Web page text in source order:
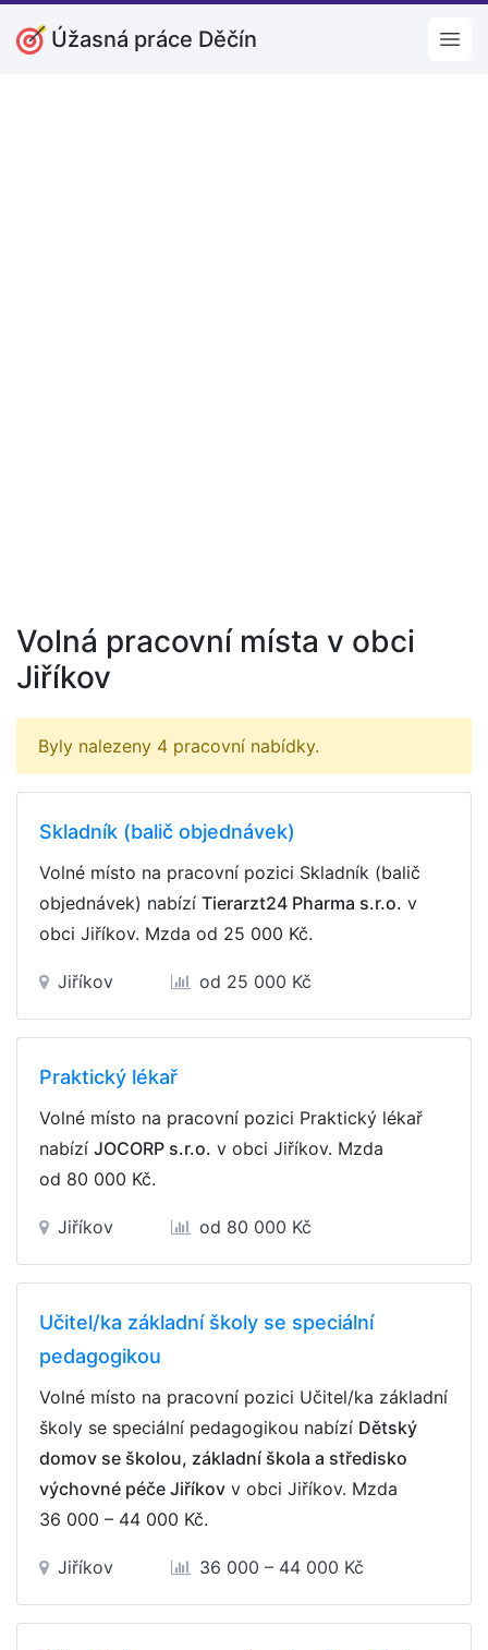
Úžasná práce Děčín
Volná pracovní místa v obci
Jiříkov
Byly nalezeny 4 pracovní nabídky.
Skladník (balič objednávek)
Volné místo na pracovní pozici Skladník (balič
objednávek) nabízí Tierarzt24 Pharma s.r.o. v
obci Jiříkov. Mzda od 25 000 Kč.
Jiříkov od 25 000 Kč
Praktický lékař
Volné místo na pracovní pozici Praktický lékař
nabízí JOCORP s.r.o. v obci Jiříkov. Mzda
od 80 000 Kč.
Jiříkov od 80 000 Kč
Učitel/ka základní školy se speciální
pedagogikou
Volné místo na pracovní pozici Učitel/ka základní
školy se speciální pedagogikou nabízí Dětský
domov se školou, základní škola a středisko
výchovné péče Jiříkov v obci Jiříkov. Mzda
36 000 – 44 000 Kč.
Jiříkov 36 000 – 44 000 Kč